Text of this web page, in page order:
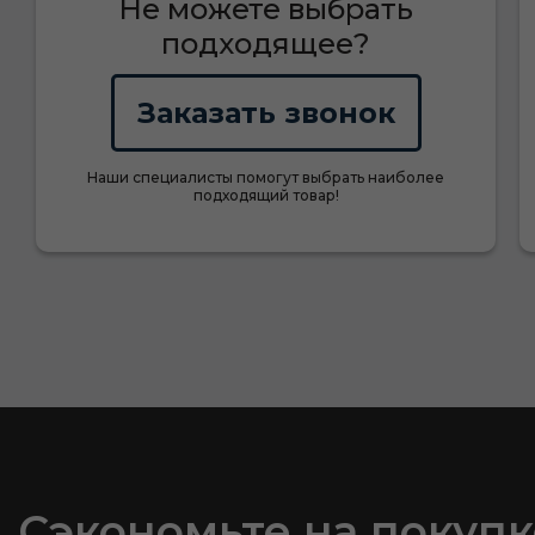
Не можете выбрать
подходящее?
Заказать звонок
Наши специалисты помогут выбрать наиболее
подходящий товар!